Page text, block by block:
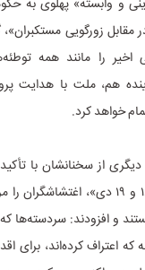
و وابسته» پهلوی به
مقابل زورگویی
اخیر را مانند همه
هم، ملت با هدایت
خواهد کرد.
از سخنانشان با
صهیونیِ «فتنه ۱۸ و ۱۹ دی»،
و افزودند: سردسته‌ها
که اعتراف کرده‌اند، برای